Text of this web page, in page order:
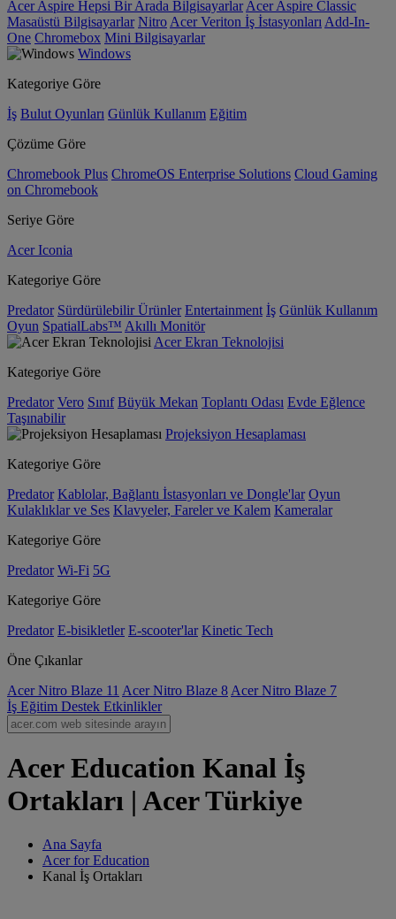
Acer Aspire Hepsi Bir Arada Bilgisayarlar Acer Aspire Classic
Masaüstü Bilgisayarlar Nitro Acer Veriton İş İstasyonları Add-In-
One Chromebox Mini Bilgisayarlar
Windows
Kategoriye Göre
İş Bulut Oyunları Günlük Kullanım Eğitim
Çözüme Göre
Chromebook Plus ChromeOS Enterprise Solutions Cloud Gaming
on Chromebook
Seriye Göre
Acer Iconia
Kategoriye Göre
Predator Sürdürülebilir Ürünler Entertainment İş Günlük Kullanım
Oyun SpatialLabs™ Akıllı Monitör
Acer Ekran Teknolojisi
Kategoriye Göre
Predator Vero Sınıf Büyük Mekan Toplantı Odası Evde Eğlence
Taşınabilir
Projeksiyon Hesaplaması
Kategoriye Göre
Predator Kablolar, Bağlantı İstasyonları ve Dongle'lar Oyun
Kulaklıklar ve Ses Klavyeler, Fareler ve Kalem Kameralar
Kategoriye Göre
Predator Wi-Fi 5G
Kategoriye Göre
Predator E-bisikletler E-scooter'lar Kinetic Tech
Öne Çıkanlar
Acer Nitro Blaze 11 Acer Nitro Blaze 8 Acer Nitro Blaze 7
İş Eğitim Destek Etkinlikler
Acer Education Kanal İş
Ortakları | Acer Türkiye
Ana Sayfa
Acer for Education
Kanal İş Ortakları